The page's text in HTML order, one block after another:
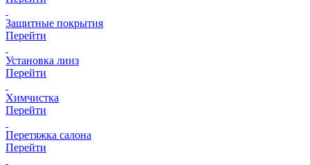
Защитные покрытия
Перейти
Установка линз
Перейти
Химчистка
Перейти
Перетяжка салона
Перейти